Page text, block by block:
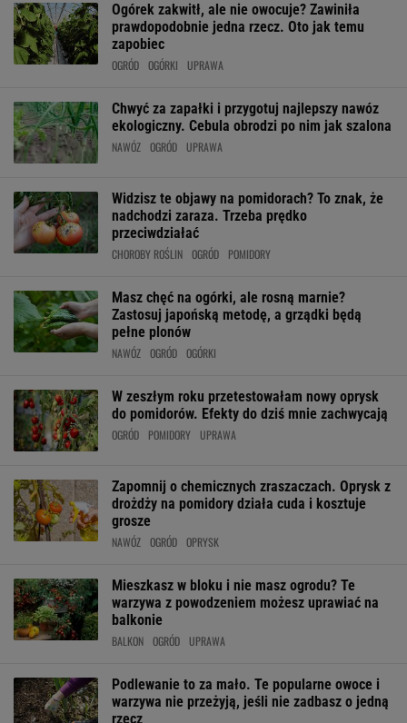
Ogórek zakwitł, ale nie owocuje? Zawiniła
prawdopodobnie jedna rzecz. Oto jak temu
zapobiec
OGRÓD OGÓRKI UPRAWA
Chwyć za zapałki i przygotuj najlepszy nawóz
ekologiczny. Cebula obrodzi po nim jak szalona
NAWÓZ OGRÓD UPRAWA
Widzisz te objawy na pomidorach? To znak, że
nadchodzi zaraza. Trzeba prędko
przeciwdziałać
CHOROBY ROŚLIN OGRÓD POMIDORY
Masz chęć na ogórki, ale rosną marnie?
Zastosuj japońską metodę, a grządki będą
pełne plonów
NAWÓZ OGRÓD OGÓRKI
W zeszłym roku przetestowałam nowy oprysk
do pomidorów. Efekty do dziś mnie zachwycają
OGRÓD POMIDORY UPRAWA
Zapomnij o chemicznych zraszaczach. Oprysk z
drożdży na pomidory działa cuda i kosztuje
grosze
NAWÓZ OGRÓD OPRYSK
Mieszkasz w bloku i nie masz ogrodu? Te
warzywa z powodzeniem możesz uprawiać na
balkonie
BALKON OGRÓD UPRAWA
Podlewanie to za mało. Te popularne owoce i
warzywa nie przeżyją, jeśli nie zadbasz o jedną
rzecz